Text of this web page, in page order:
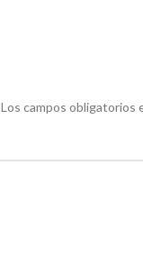
Los campos obligatorios